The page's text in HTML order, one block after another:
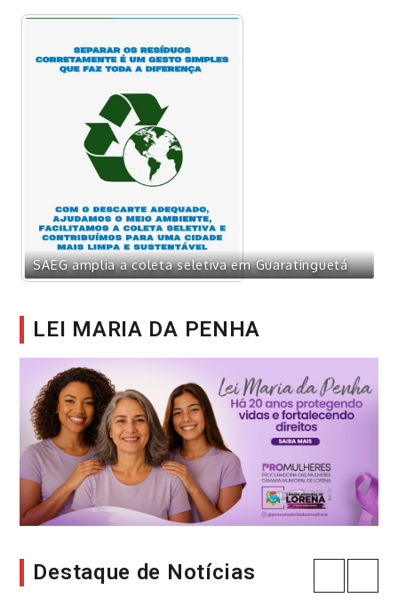
SAEG amplia a coleta seletiva em Guaratinguetá
LEI MARIA DA PENHA
Destaque de Notícias